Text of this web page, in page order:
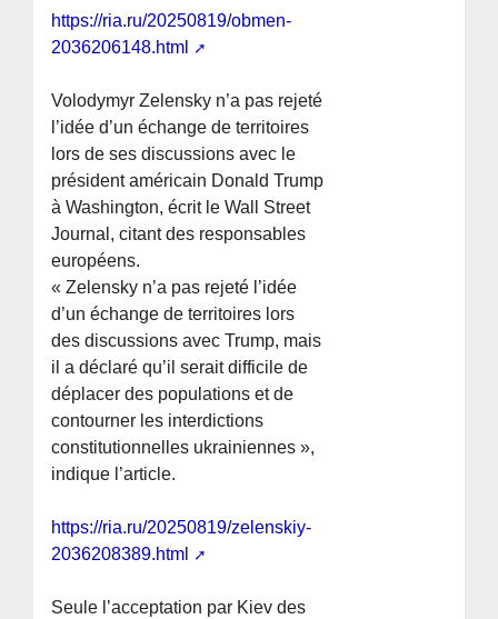
https://ria.ru/20250819/obmen-
2036206148.html
Volodymyr Zelensky n’a pas rejeté
l’idée d’un échange de territoires
lors de ses discussions avec le
président américain Donald Trump
à Washington, écrit le Wall Street
Journal, citant des responsables
européens.
« Zelensky n’a pas rejeté l’idée
d’un échange de territoires lors
des discussions avec Trump, mais
il a déclaré qu’il serait difficile de
déplacer des populations et de
contourner les interdictions
constitutionnelles ukrainiennes »,
indique l’article.
https://ria.ru/20250819/zelenskiy-
2036208389.html
Seule l’acceptation par Kiev des